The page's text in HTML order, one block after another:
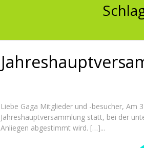
Liebe Gaga Mitglieder und -besucher, Am
Jahreshauptversammlung statt, bei der
Anliegen abgestimmt wird. […]...